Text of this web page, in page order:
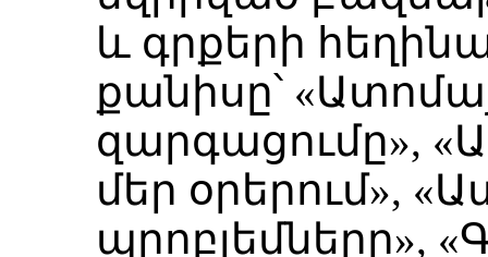
և գրքերի
քանիսը՝
զարգացումը»,
մեր օրերում»,
պրոբլեմները»,